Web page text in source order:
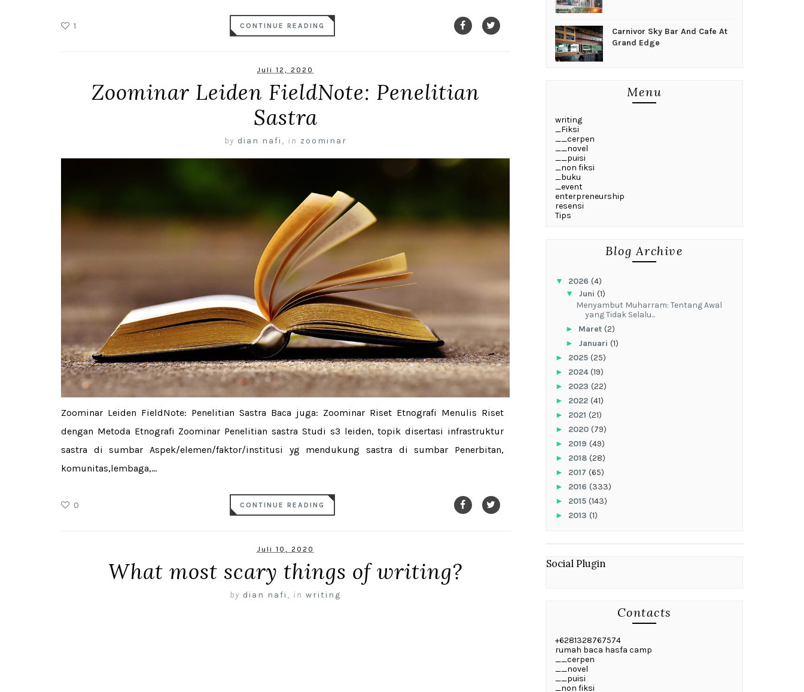
1 CONTINUE READING
Juli 12, 2020
Zoominar Leiden FieldNote: Penelitian
Sastra
by dian nafi , in zoominar
Zoominar Leiden FieldNote: Penelitian Sastra Baca juga: Zoominar Riset Etnografi Menulis Riset
dengan Metoda Etnografi Zoominar Penelitian sastra Studi s3 leiden, topik disertasi infrastruktur
sastra di sumbar Aspek/elemen/faktor/institusi yg mendukung sastra di sumbar Penerbitan,
komunitas,lembaga,...
0 CONTINUE READING
Juli 10, 2020
What most scary things of writing?
by dian nafi , in writing
Carnivor Sky Bar And Cafe At
Grand Edge
Menu
writing
_Fiksi
__cerpen
__novel
__puisi
_non fiksi
_buku
_event
enterpreneurship
resensi
Tips
Blog Archive
▼ 2026 (4)
▼ Juni (1)
Menyambut Muharram: Tentang Awal
yang Tidak Selalu...
► Maret (2)
► Januari (1)
► 2025 (25)
► 2024(19)
► 2023 (22)
► 2022 (41)
► 2021 (21)
► 2020 (79)
► 2019 (49)
► 2018 (28)
► 2017 (65)
► 2016 (333)
► 2015 (143)
► 2013 (1)
Social Plugin
Contacts
+6281328767574
rumah baca hasfa camp
__cerpen
__novel
__puisi
_non fiksi